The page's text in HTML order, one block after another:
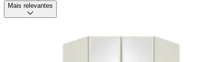
Mais relevantes